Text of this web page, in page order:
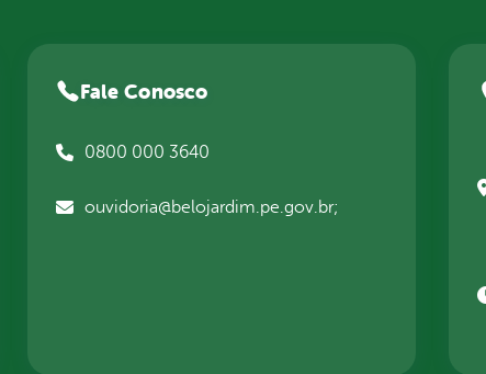
Fale Conosco
0800 000 3640
ouvidoria@belojardim.pe.gov.br;